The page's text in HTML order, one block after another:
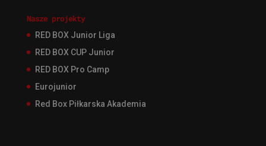
Nasze projekty
RED BOX Junior Liga
RED BOX CUP Junior
RED BOX Pro Camp
Eurojunior
Red Box Piłkarska Akademia